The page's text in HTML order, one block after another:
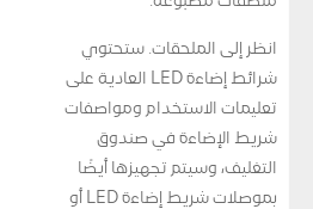
انظر إلى الملحقات. ستحتوي
شرائط إضاءة LED العادية على
تعليمات الاستخدام ومواصفات
شريط الإضاءة في صندوق
التغليف، وسيتم تجهيزها أيضًا
بموصلات شريط إضاءة LED أو